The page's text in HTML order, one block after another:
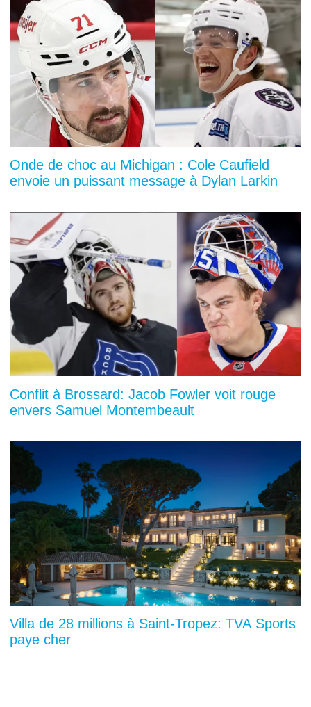
Onde de choc au Michigan : Cole Caufield
envoie un puissant message à Dylan Larkin
Conflit à Brossard: Jacob Fowler voit rouge
envers Samuel Montembeault
Villa de 28 millions à Saint-Tropez: TVA Sports
paye cher